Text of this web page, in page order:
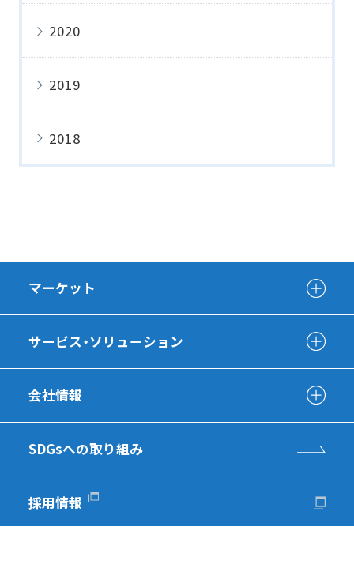
2020
2019
2018
マーケット
サービス・ソリューション
会社情報
SDGsへの取り組み
採用情報